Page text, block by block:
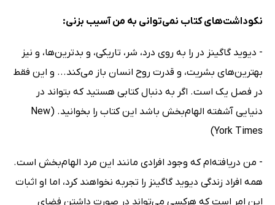
نکوداشت‌های کتاب نمی‌توانی به من آسیب بزنی:
- دیوید گاگینز در را به روی درد، شر، تاریکی، و بدترین‌ها، و نیز
بهترین‌های بشریت، و قدرت روح انسان باز می‌کند... و این فقط
در فصل یک است. اگر به دنبال کتابی هستید که بتواند در
دنیایی آشفته الهام‌بخش باشد این کتاب را بخوانید. (New
York Times)
- من دریافته‌ام که وجود افرادی مانند این مرد الهام‌بخش است.
همه افراد زندگی دیوید گاگینز را تجربه نخواهند کرد، اما او اثبات
این امر است که هرکسی می‌تواند در صورت داشتن فضای